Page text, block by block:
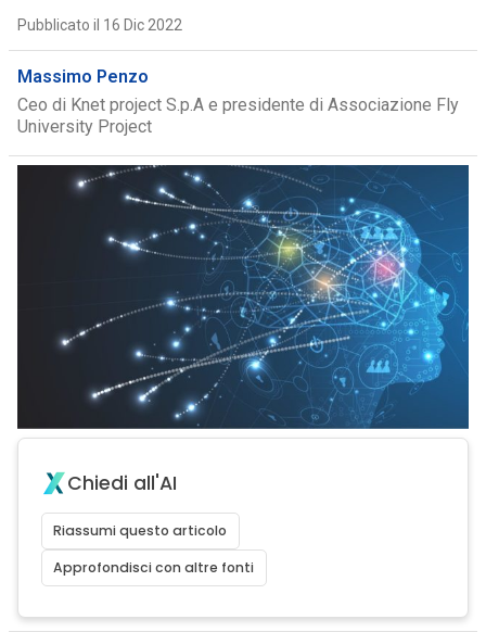
Pubblicato il 16 Dic 2022
Massimo Penzo
Ceo di Knet project S.p.A e presidente di Associazione Fly
University Project
Chiedi all'AI
Riassumi questo articolo
Approfondisci con altre fonti